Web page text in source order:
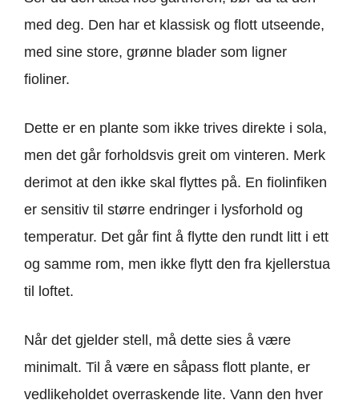
med deg. Den har et klassisk og flott utseende,
med sine store, grønne blader som ligner
fioliner.
Dette er en plante som ikke trives direkte i sola,
men det går forholdsvis greit om vinteren. Merk
derimot at den ikke skal flyttes på. En fiolinfiken
er sensitiv til større endringer i lysforhold og
temperatur. Det går fint å flytte den rundt litt i ett
og samme rom, men ikke flytt den fra kjellerstua
til loftet.
Når det gjelder stell, må dette sies å være
minimalt. Til å være en såpass flott plante, er
vedlikeholdet overraskende lite. Vann den hver